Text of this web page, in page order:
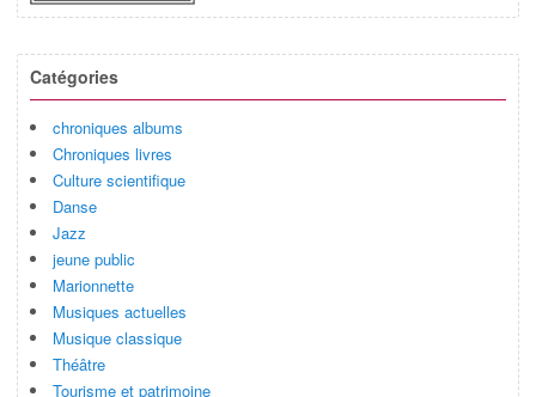
Catégories
chroniques albums
Chroniques livres
Culture scientifique
Danse
Jazz
jeune public
Marionnette
Musiques actuelles
Musique classique
Théâtre
Tourisme et patrimoine